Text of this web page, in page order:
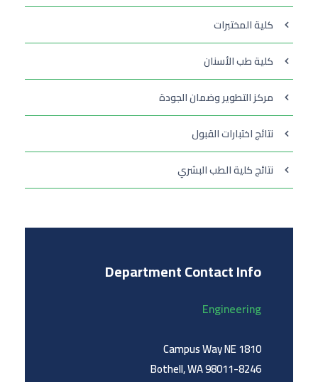
كلية المختبرات
كلية طب الأسنان
مركز التطوير وضمان الجودة
نتائج اختبارات القبول
نتائج كلية الطب البشري
Department Contact Info
Engineering
1810 Campus Way NE
Bothell, WA 98011-8246